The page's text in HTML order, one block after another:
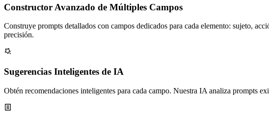
Constructor Avanzado de Múltiples Campos
Construye prompts detallados con campos dedicados para cada elemento: sujeto,
precisión.
Sugerencias Inteligentes de IA
Obtén recomendaciones inteligentes para cada campo. Nuestra IA analiza prompts